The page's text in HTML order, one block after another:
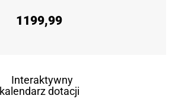
1199,99
Interaktywny
kalendarz dotacji